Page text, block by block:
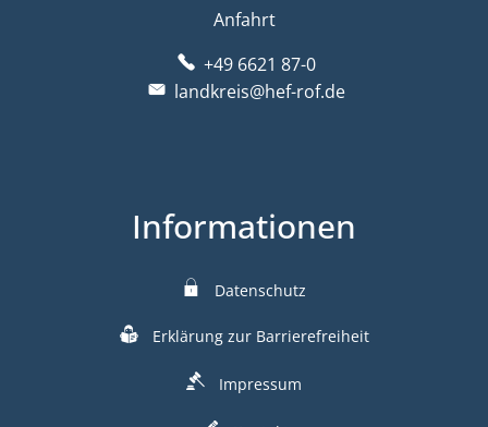
Anfahrt
+49 6621 87-0
landkreis@hef-rof.de
Informationen
Datenschutz
Erklärung zur Barrierefreiheit
Impressum